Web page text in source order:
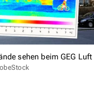
sehen beim GEG Luft